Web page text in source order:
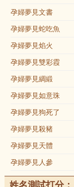
孕婦夢見文書
孕婦夢見蛇吃魚
孕婦夢見焰火
孕婦夢見雙彩霞
孕婦夢見綢緞
孕婦夢見如意珠
孕婦夢見狗死了
孕婦夢見殺豬
孕婦夢見天體
孕婦夢見人參
姓名測試打分：